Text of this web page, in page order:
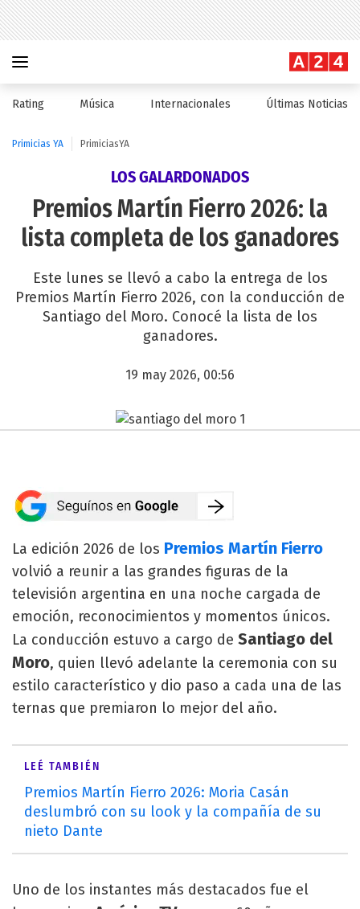
Rating Música Internacionales Últimas Noticias
Primicias YA PrimiciasYA
LOS GALARDONADOS
Premios Martín Fierro 2026: la
lista completa de los ganadores
Este lunes se llevó a cabo la entrega de los
Premios Martín Fierro 2026, con la conducción de
Santiago del Moro. Conocé la lista de los
ganadores.
19 may 2026, 00:56
La edición 2026 de los Premios Martín Fierro
volvió a reunir a las grandes figuras de la
televisión argentina en una noche cargada de
emoción, reconocimientos y momentos únicos.
La conducción estuvo a cargo de Santiago del
Moro, quien llevó adelante la ceremonia con su
estilo característico y dio paso a cada una de las
ternas que premiaron lo mejor del año.
LEÉ TAMBIÉN
Premios Martín Fierro 2026: Moria Casán
deslumbró con su look y la compañía de su
nieto Dante
Uno de los instantes más destacados fue el